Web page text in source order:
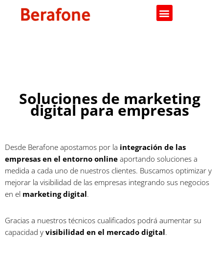
Soluciones de marketing
digital para empresas
Desde Berafone apostamos por la integración de las
empresas en el entorno online aportando soluciones a
medida a cada uno de nuestros clientes. Buscamos optimizar y
mejorar la visibilidad de las empresas integrando sus negocios
en el marketing digital.
Gracias a nuestros técnicos cualificados podrá aumentar su
capacidad y visibilidad en el mercado digital.